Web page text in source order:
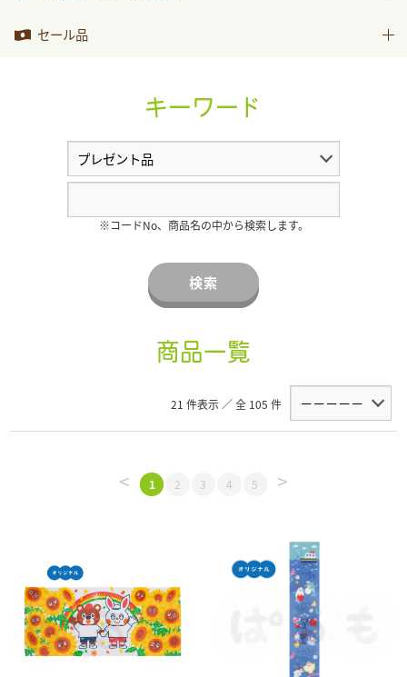
特別支援教育・発達支援
セール品
キーワード
※コードNo、商品名の中から検索します。
検索
商品一覧
21 件表示 ／ 全 105 件
< 1 2 3 4 5 >